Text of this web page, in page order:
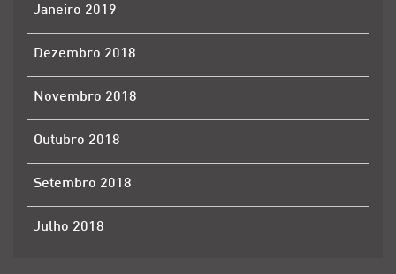
Janeiro 2019
Dezembro 2018
Novembro 2018
Outubro 2018
Setembro 2018
Julho 2018